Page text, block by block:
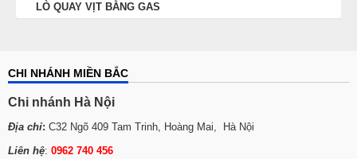
LÒ QUAY VỊT BẰNG GAS
CHI NHÁNH MIỀN BẮC
Chi nhánh Hà Nội
Địa chỉ: C32 Ngõ 409 Tam Trinh, Hoàng Mai, Hà Nội
Liên hệ: 0962 740 456